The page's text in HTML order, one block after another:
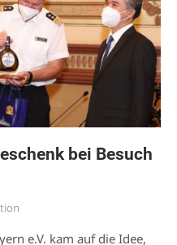
bei Besuch
e.V. kam auf die Idee,